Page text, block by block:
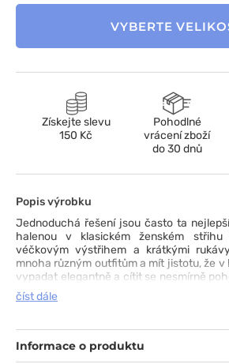
VYBERTE
Získejte slevu
150 Kč
Pohodlné
vrácení zboží
do 30 dnů
Popis výrobku
Jednoduchá řešení jsou často ta
halenou v klasickém ženském
véčkovým výstřihem a krátkými
mnoha různým outfitům a mít jistotu, že v
vypadat elegantně a cítit se nesmírně
pracovní nezbytnosti: dvě našité kapsy a
držákem na tužku. Volnost pohybu
číst dále
Informace o produktu